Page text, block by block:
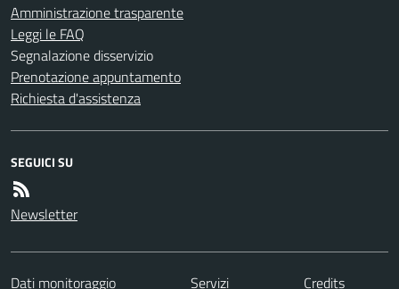
Amministrazione trasparente
Leggi le FAQ
Segnalazione disservizio
Prenotazione appuntamento
Richiesta d'assistenza
SEGUICI SU
Newsletter
Dati monitoraggio Servizi Credits